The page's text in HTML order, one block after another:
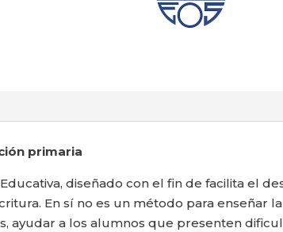
primaria
diseñado con el fin de facilita el
En sí no es un método para enseñar
ayudar a los alumnos que presenten